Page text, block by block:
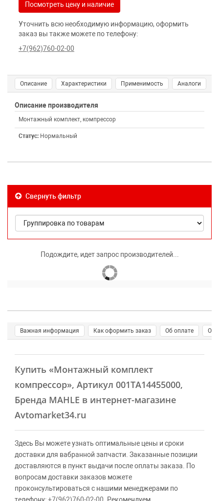
Посмотреть цену и наличие
Уточнить всю необходимую информацию, оформить
заказ вы также можете по телефону:
+7(962)760-02-00
Описание Характеристики Применимость Аналоги
Описание производителя
Монтажный комплект, компрессор
Статус: Нормальный
Свернуть фильтр
Подождите, идет запрос производителей...
Важная информация Как оформить заказ Об оплате О
Купить «Монтажный комплект
компрессор», Артикул 001TA14455000,
Бренда MAHLE в интернет-магазине
Avtomarket34.ru
Здесь Вы можете узнать оптимальные цены и сроки
доставки для вабранной запчасти. Заказанные позиции
доставляются в пункт выдачи после оплаты заказа. По
вопросам доставки заказов можете
проконсультироваться с нашими менеджерами по